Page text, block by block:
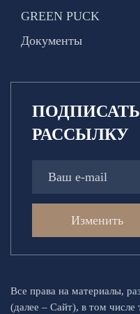
GREEN PUCK
Документы
РАССЫЛКУ
Изменить
Все права на материалы,
(далее – Сайт), в том числе